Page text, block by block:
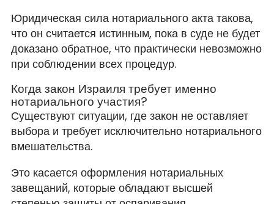
Юридическая сила нотариального акта такова,
что он считается истинным, пока в суде не будет
доказано обратное, что практически невозможно
при соблюдении всех процедур.
Когда закон Израиля требует именно
нотариального участия?
Существуют ситуации, где закон не оставляет
выбора и требует исключительно нотариального
вмешательства.
Это касается оформления нотариальных
завещаний, которые обладают высшей